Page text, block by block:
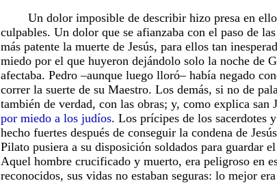
Un dolor imposible de describir hizo presa en
culpables. Un dolor que se afianzaba con el paso de
más patente la muerte de Jesús, para ellos tan
miedo por el que huyeron dejándolo solo la noche de
afectaba. Pedro –aunque luego lloró– había negado
correr la suerte de su Maestro. Los demás, si no de
también de verdad, con las obras; y, como explica san
por miedo a los judíos. Los prícipes de los sacerdotes
hecho fuertes después de conseguir la condena de
Pilato pusiera a su disposición soldados para guardar
Aquel hombre crucificado y muerto, era peligroso en
reconocidos, sus vidas no estaban seguras: lo mejor